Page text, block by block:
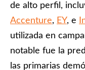
de alto perfil,
Accenture, EY, e
utilizada en
notable fue la
las primarias